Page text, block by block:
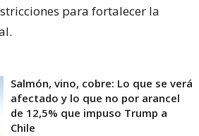
para fortalecer la
Salmón, vino, cobre: Lo que se verá
afectado y lo que no por arancel
de 12,5% que impuso Trump a
Chile